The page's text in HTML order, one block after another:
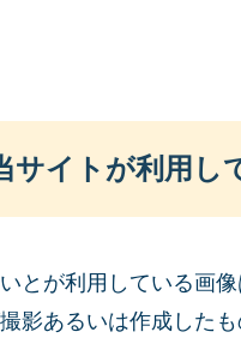
サイトが利用し
とが利用している画
影あるいは作成した